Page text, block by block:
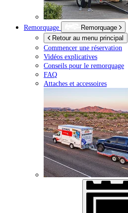
Remorquage
Remorquage
Retour au menu principal
Commencer une réservation
Vidéos explicatives
Conseils pour le remorquage
FAQ
Attaches et accessoires